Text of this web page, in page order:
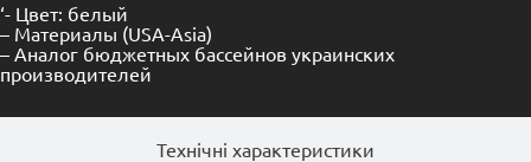
Технічні характеристики
‘- Цвет: белый
– Материалы (USA-Asia)
– Аналог бюджетных бассейнов украинских
производителей